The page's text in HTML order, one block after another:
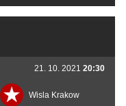
Wisla Krakow
21. 10. 2021 20:30